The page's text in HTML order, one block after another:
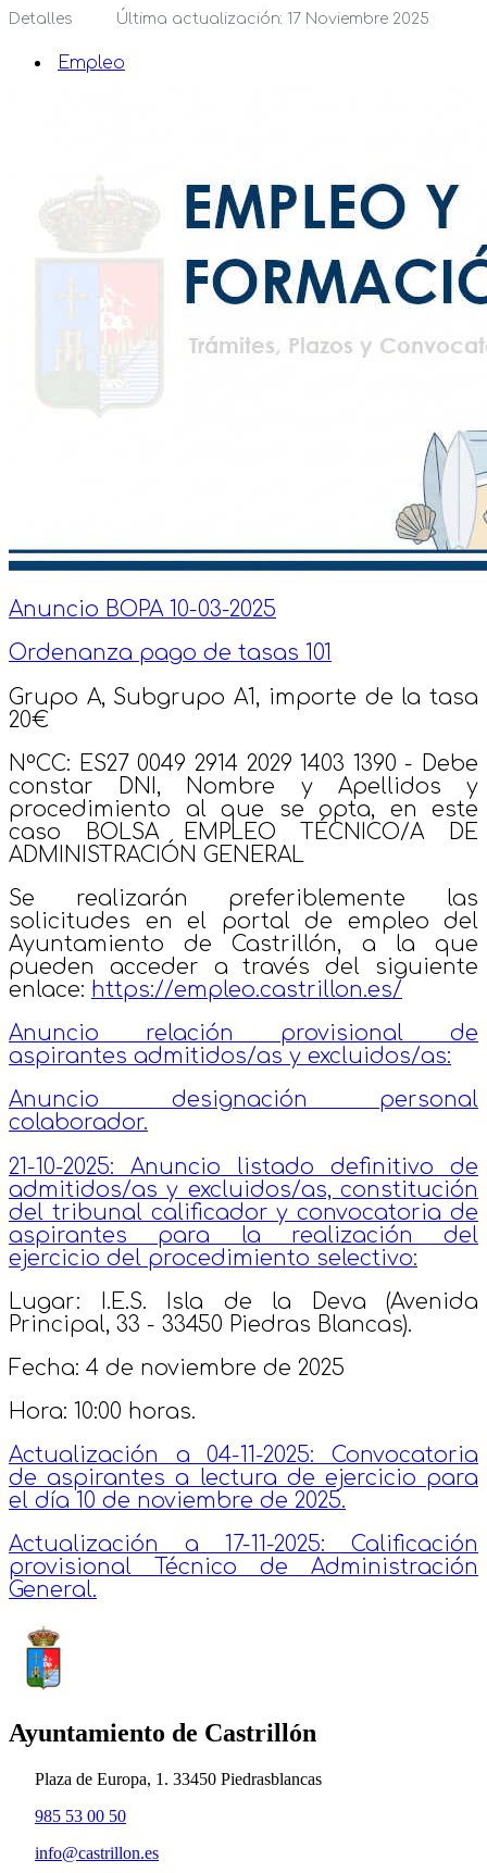
Detalles Última actualización: 17 Noviembre 2025
Empleo
Anuncio BOPA 10-03-2025
Ordenanza pago de tasas 101
Grupo A, Subgrupo A1, importe de la tasa
20€
NºCC: ES27 0049 2914 2029 1403 1390 - Debe
constar DNI, Nombre y Apellidos y
procedimiento al que se opta, en este
caso BOLSA EMPLEO TÉCNICO/A DE
ADMINISTRACIÓN GENERAL
Se realizarán preferiblemente las
solicitudes en el portal de empleo del
Ayuntamiento de Castrillón, a la que
pueden acceder a través del siguiente
enlace: https://empleo.castrillon.es/
Anuncio relación provisional de
aspirantes admitidos/as y excluidos/as:
Anuncio designación personal
colaborador.
21-10-2025: Anuncio listado definitivo de
admitidos/as y excluidos/as, constitución
del tribunal calificador y convocatoria de
aspirantes para la realización del
ejercicio del procedimiento selectivo:
Lugar: I.E.S. Isla de la Deva (Avenida
Principal, 33 - 33450 Piedras Blancas).
Fecha: 4 de noviembre de 2025
Hora: 10:00 horas.
Actualización a 04-11-2025: Convocatoria
de aspirantes a lectura de ejercicio para
el día 10 de noviembre de 2025.
Actualización a 17-11-2025: Calificación
provisional Técnico de Administración
General.
Ayuntamiento de Castrillón
Plaza de Europa, 1. 33450 Piedrasblancas
985 53 00 50
info@castrillon.es